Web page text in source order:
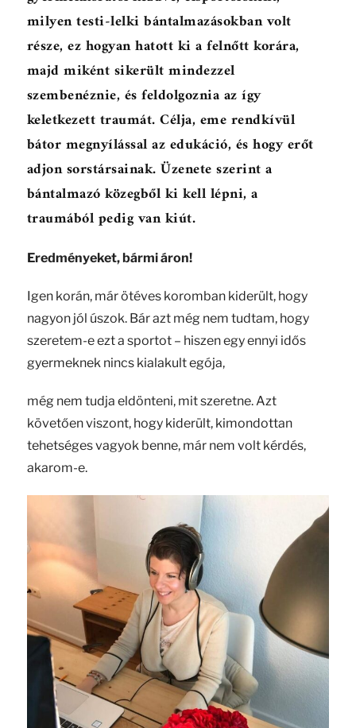
milyen testi-lelki bántalmazásokban volt
része, ez hogyan hatott ki a felnőtt korára,
majd miként sikerült mindezzel
szembenéznie, és feldolgoznia az így
keletkezett traumát. Célja, eme rendkívül
bátor megnyílással az edukáció, és hogy erőt
adjon sorstársainak. Üzenete szerint a
bántalmazó közegből ki kell lépni, a
traumából pedig van kiút.
Eredményeket, bármi áron!
Igen korán, már ötéves koromban kiderült, hogy
nagyon jól úszok. Bár azt még nem tudtam, hogy
szeretem-e ezt a sportot – hiszen egy ennyi idős
gyermeknek nincs kialakult egója,
még nem tudja eldönteni, mit szeretne. Azt
követően viszont, hogy kiderült, kimondottan
tehetséges vagyok benne, már nem volt kérdés,
akarom-e.